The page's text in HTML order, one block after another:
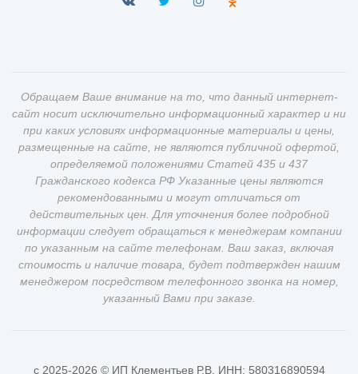
Обращаем Ваше внимание на то, что данный интернет-
сайт носит исключительно информационный характер и ни
при каких условиях информационные материалы и цены,
размещенные на сайте, не являются публичной офертой,
определяемой положениями Статей 435 и 437
Гражданского кодекса РФ Указанные цены являются
рекомендованными и могут отличаться от
действительных цен. Для уточнения более подробной
информации следует обращаться к менеджерам компании
по указанным на сайте телефонам. Ваш заказ, включая
стоимость и наличие товара, будет подтвержден нашим
менеджером посредством телефонного звонка на номер,
указанный Вами при заказе.
c 2025-2026 © ИП Клементьев Р.В. ИНН: 580316890594